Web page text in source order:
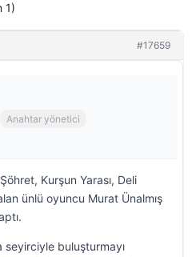
1)
#17659
Anahtar yönetici
Kurşun Yarası, Deli
ünlü oyuncu Murat Ünalmış
seyirciyle buluşturmayı